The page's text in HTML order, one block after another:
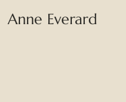
Anne Everard